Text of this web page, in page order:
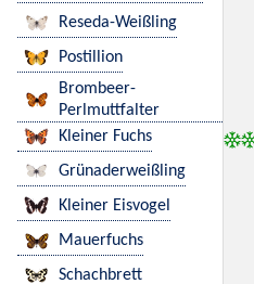
Reseda-Weißling
Postillion
Brombeer-
Perlmuttfalter
Kleiner Fuchs
Grünaderweißling
Kleiner Eisvogel
Mauerfuchs
Schachbrett